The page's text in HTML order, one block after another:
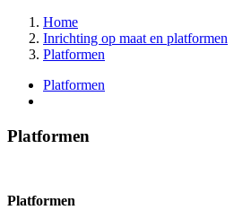
Home
Inrichting op maat en platformen
Platformen
Platformen
Platformen
Platformen